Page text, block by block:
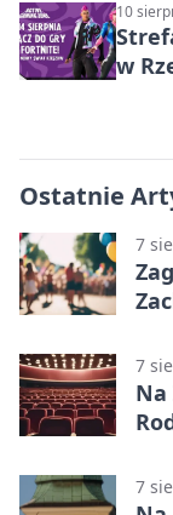
10
w
Ostatnie
7
7
Na
7